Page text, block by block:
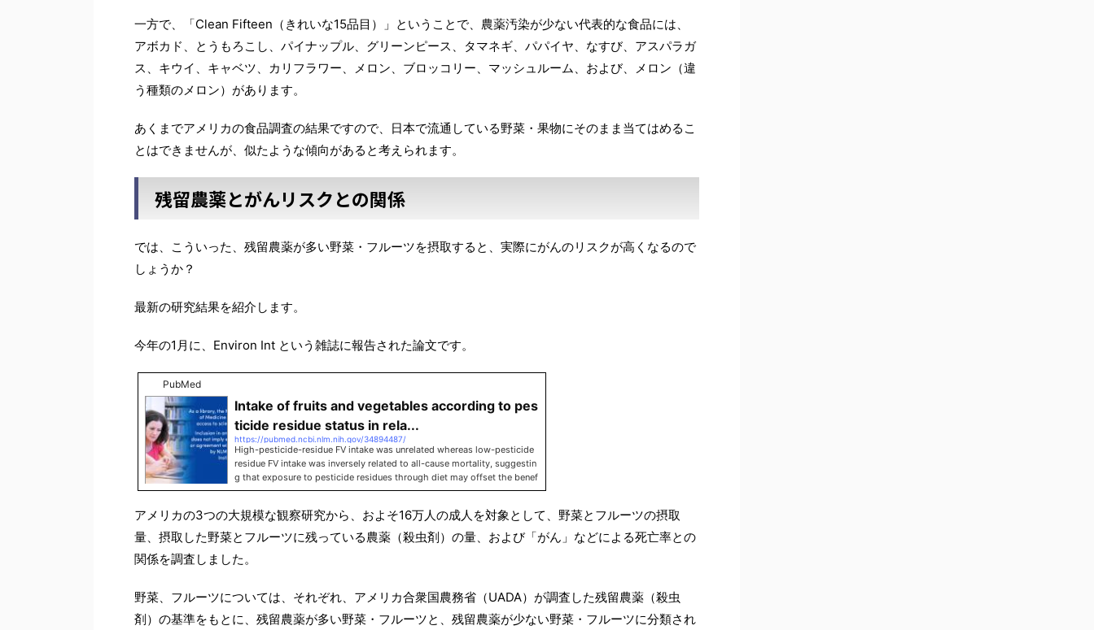
一方で、「Clean Fifteen（きれいな15品目）」ということで、農薬汚染が少ない代表的な食品には、
アボカド、とうもろこし、パイナップル、グリーンピース、タマネギ、パパイヤ、なすび、アスパラガ
ス、キウイ、キャベツ、カリフラワー、メロン、ブロッコリー、マッシュルーム、および、メロン（違
う種類のメロン）があります。
あくまでアメリカの食品調査の結果ですので、日本で流通している野菜・果物にそのまま当てはめるこ
とはできませんが、似たような傾向があると考えられます。
残留農薬とがんリスクとの関係
では、こういった、残留農薬が多い野菜・フルーツを摂取すると、実際にがんのリスクが高くなるので
しょうか？
最新の研究結果を紹介します。
今年の1月に、Environ Int という雑誌に報告された論文です。
PubMed
Intake of fruits and vegetables according to pes
ticide residue status in rela...
https://pubmed.ncbi.nlm.nih.gov/34894487/
High-pesticide-residue FV intake was unrelated whereas low-pesticide
residue FV intake was inversely related to all-cause mortality, suggestin
g that exposure to pesticide residues through diet may offset the benef
icial effect of FV intake on mortality.
アメリカの3つの大規模な観察研究から、およそ16万人の成人を対象として、野菜とフルーツの摂取
量、摂取した野菜とフルーツに残っている農薬（殺虫剤）の量、および「がん」などによる死亡率との
関係を調査しました。
野菜、フルーツについては、それぞれ、アメリカ合衆国農務省（UADA）が調査した残留農薬（殺虫
剤）の基準をもとに、残留農薬が多い野菜・フルーツと、残留農薬が少ない野菜・フルーツに分類され